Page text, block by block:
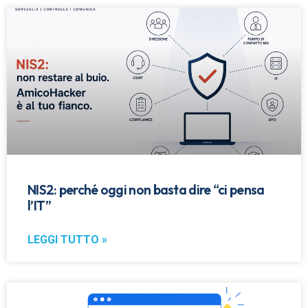
NIS2: perché oggi non basta dire “ci pensa
l’IT”
LEGGI TUTTO »